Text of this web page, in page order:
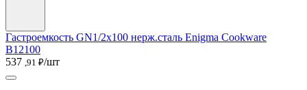
Гастроемкость GN1/2х100 нерж.сталь Enigma Cookware
B12100
537 ,91 ₽/шт